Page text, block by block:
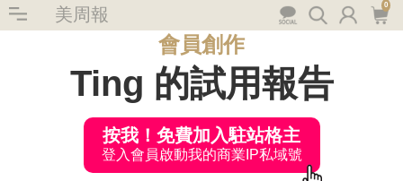
美周報 0
會員創作
Ting 的試用報告
按我！免費加入駐站格主
登入會員啟動我的商業IP私域號